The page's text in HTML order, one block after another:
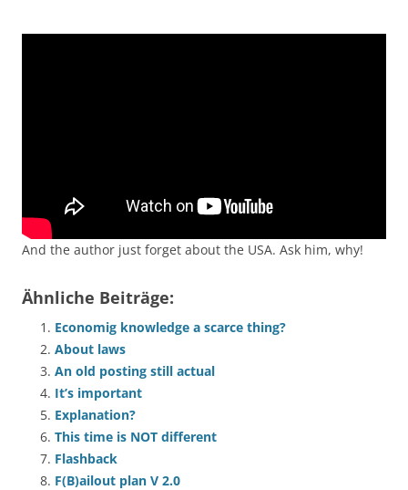
And the author just forget about the USA. Ask him, why!
Ähnliche Beiträge:
Economig knowledge a scarce thing?
About laws
An old posting still actual
It’s important
Explanation?
This time is NOT different
Flashback
F(B)ailout plan V 2.0